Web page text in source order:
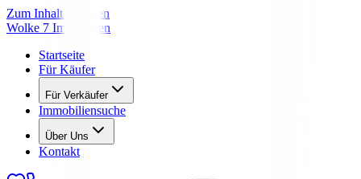
Zum Inhalt springen
Wolke 7 Immobilien
Startseite
Für Käufer
Für Verkäufer
Immobiliensuche
Über Uns
Kontakt